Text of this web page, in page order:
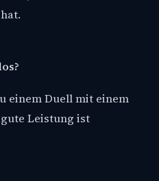
einem Duell mit einem
Leistung ist